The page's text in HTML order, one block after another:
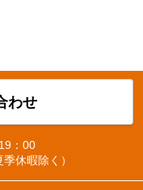
わせ
：00
休暇除く）